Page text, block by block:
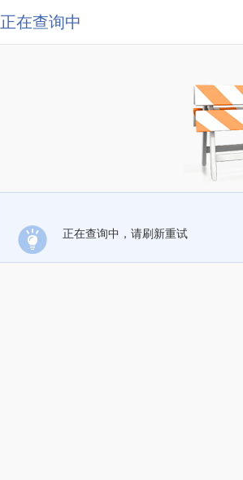
正在查询中
正在查询中，请刷新重试